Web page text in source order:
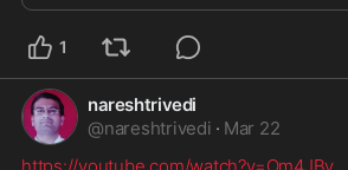
1
nareshtrivedi
@nareshtrivedi · Mar 22